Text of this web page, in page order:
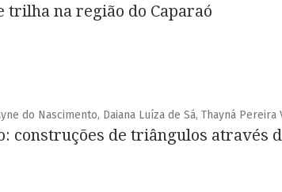
trilha na região do Caparaó
do Nascimento, Daiana Luíza de Sá, Thayná Pereira
construções de triângulos através